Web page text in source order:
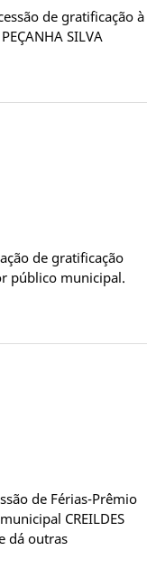
de gratificação à
SILVA
de gratificação
público municipal.
de Férias-Prêmio
CREILDES
dá outras